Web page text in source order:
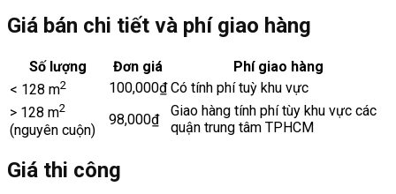
Giá bán chi tiết và phí giao hàng
Số lượng Đơn giá
Phí giao hàng
< 128 m2 100,000₫ Có tính phí tuỳ khu vực
> 128 m2
(nguyên cuộn)
98,000₫
Giao hàng tính phí tùy khu vực các
quận trung tâm TPHCM
Giá thi công